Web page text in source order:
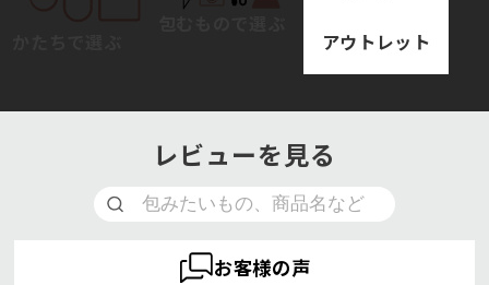
アウトレット
レビューを見る
お客様の声